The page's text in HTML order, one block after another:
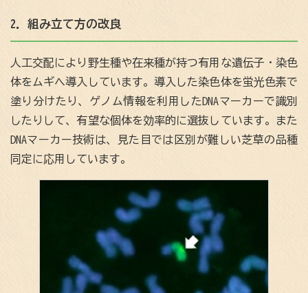
2．組み立て方の改良
人工交配により野生種や在来種が持つ有用な遺伝子・染色
体をムギへ導入しています。導入した染色体を蛍光色素で
塗り分けたり、ゲノム情報を利用したDNAマーカーで識別
したりして、有望な個体を効率的に選抜しています。また
DNAマーカー技術は、見た目では区別が難しい芝草の品種
同定に応用しています。